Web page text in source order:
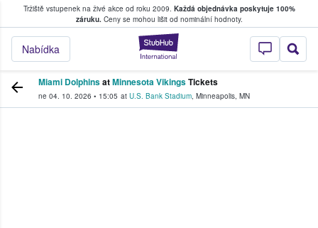
Tržiště vstupenek na živé akce od roku 2009. Každá objednávka poskytuje 100%
záruku.Ceny se mohou lišit od nominální hodnoty.
StubHub –
Nabídka
kde fanoušci kupují a prodávají vstupenky
Miami DolphinsatMinnesota VikingsTickets
ne 04. 10. 2026 • 15:05 at U.S. Bank Stadium, Minneapolis, MN